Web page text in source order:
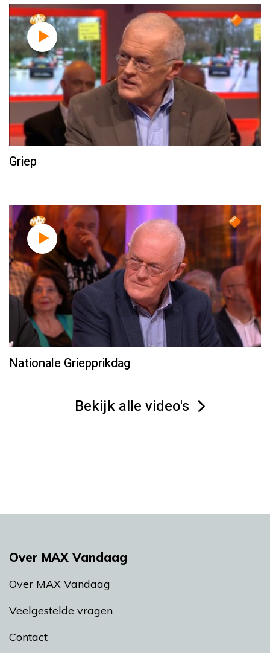
Griep
Nationale Griepprikdag
Bekijk alle video's
Over MAX Vandaag
Over MAX Vandaag
Veelgestelde vragen
Contact